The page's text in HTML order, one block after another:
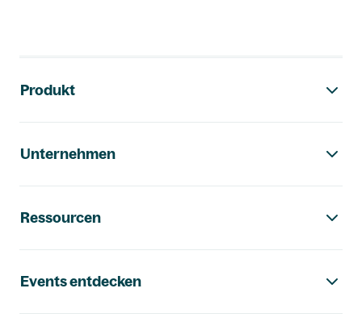
Produkt
Unternehmen
Ressourcen
Events entdecken